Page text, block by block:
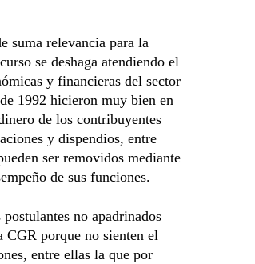
suma relevancia para la
se deshaga atendiendo el
y financieras del sector
1992 hicieron muy bien en
de los contribuyentes
y dispendios, entre
ser removidos mediante
de sus funciones.
no apadrinados
CGR porque no sienten el
entre ellas la que por